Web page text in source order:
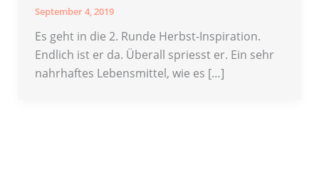
September 4, 2019
Es geht in die 2. Runde Herbst-Inspiration.
Endlich ist er da. Überall spriesst er. Ein sehr
nahrhaftes Lebensmittel, wie es […]